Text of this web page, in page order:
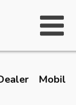
Mobil